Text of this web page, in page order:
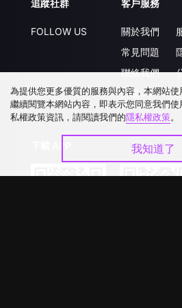
追蹤社群
FOLLOW US
客戶服務
關於我們
常見問題
聯絡我們
升級VIP
為提供您更多優質的服務與內容，本網站
繼續閱覽本網站內容，即表示您同意我們
私權政策資訊，請閱讀我們的隱私權政策。
我知道了